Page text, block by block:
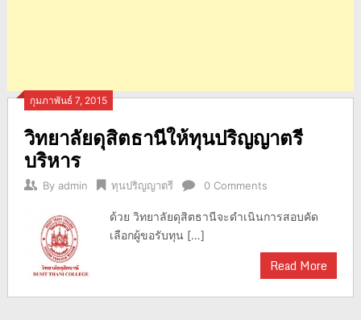
กุมภาพันธ์ 7, 2015
วิทยาลัยดุสิตธานีให้ทุนปริญญาตรี
บริหาร
By admin ทุนปริญญาตรี 0 Comments
ด้วย วิทยาลัยดุสิตธานีจะดำเนินการสอบคัด
เลือกผู้ขอรับทุน […]
Read More